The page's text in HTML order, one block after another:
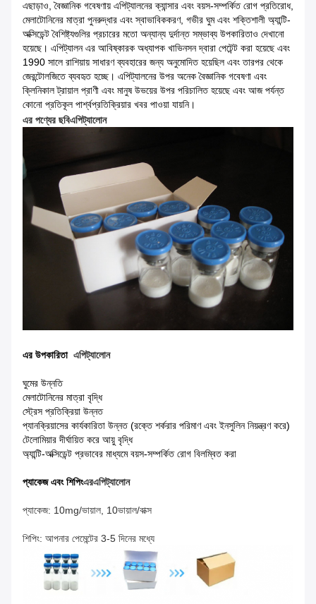
এছাড়াও, বৈজ্ঞানিক গবেষণায় এপিট্যালনের ক্যান্সার এবং বয়স-সম্পর্কিত রোগ প্রতিরোধ,
মেলাটোনিনের মাত্রা পুনরুদ্ধার এবং স্বাভাবিককরণ, গভীর ঘুম এবং শক্তিশালী অ্যান্টি-
অক্সিডেন্ট বৈশিষ্ট্যগুলির প্রচারের মতো অন্যান্য দুর্দান্ত সম্ভাব্য উপকারিতাও দেখানো
হয়েছে। এপিট্যালন এর আবিষ্কারক অধ্যাপক খাভিনসন দ্বারা পেটেন্ট করা হয়েছে এবং
1990 সালে রাশিয়ায় সাধারণ ব্যবহারের জন্য অনুমোদিত হয়েছিল এবং তারপর থেকে
জেরন্টোলজিতে ব্যবহৃত হচ্ছে। এপিট্যালনের উপর অনেক বৈজ্ঞানিক গবেষণা এবং
ক্লিনিকাল ট্রায়াল প্রাণী এবং মানুষ উভয়ের উপর পরিচালিত হয়েছে এবং আজ পর্যন্ত
কোনো প্রতিকূল পার্শ্বপ্রতিক্রিয়ার খবর পাওয়া যায়নি।
এর পণ্যের ছবিএপিট্যালোন
এর উপকারিতা এপিট্যালোন
ঘুমের উন্নতি
মেলাটোনিনের মাত্রা বৃদ্ধি
স্ট্রেস প্রতিক্রিয়া উন্নত
প্যানক্রিয়াসের কার্যকারিতা উন্নত (রক্তে শর্করার পরিমাণ এবং ইনসুলিন নিয়ন্ত্রণ করে)
টেলোমিয়ার দীর্ঘায়িত করে আয়ু বৃদ্ধি
অ্যান্টি-অক্সিডেন্ট প্রভাবের মাধ্যমে বয়স-সম্পর্কিত রোগ বিলম্বিত করা
প্যাকেজ এবং শিপিংএরএপিট্যালোন
প্যাকেজ: 10mg/ভায়াল, 10ভায়াল/বাক্স
শিপিং: আপনার পেমেন্টের 3-5 দিনের মধ্যে